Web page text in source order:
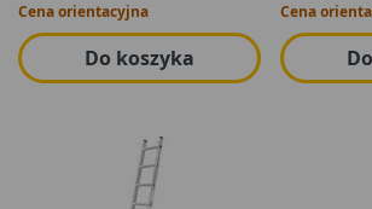
Cena orientacyjna
Do koszyka
Cena